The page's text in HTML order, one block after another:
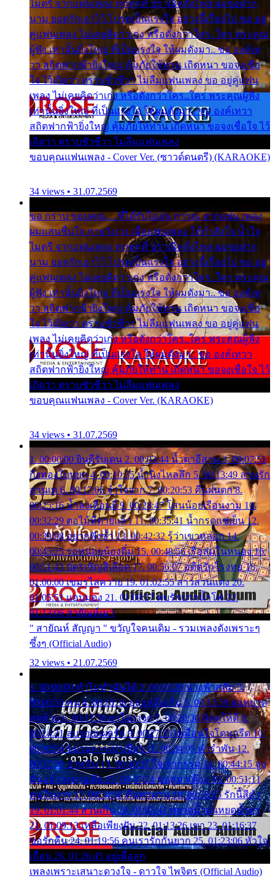
ไมตรี จากแฟนเพลง ทุกทุกที่ ปราณีหลั่งไหล ผมขอฝาก
นาม ยอดรักเอาไว้ โปรดเป็นแรงใจ อย่างนี้เรื่อยไป ขอ อยู่
คู่แฟนเพลง ไม่เคยคิดว่าเก่ง หรือดังกว่าใคร..ใคร พระคุณ
ผู้ฟัง เท่านั้นยิ่งใหญ่ ที่เป็นแรงใจ ให้ผมดังมา.. ขอ องค์เท
วา สถิตฟากฟ้ายิ่งใหญ่ คุ้มภัยให้ท่าน เถิดหนา ขอจงเชื่อ
ใจ ไว้เถิดว่า ตราบชั่วชีวา ไม่ลืมแฟนเพลง ขอ อยู่คู่แฟน
เพลง ไม่เคยคิดว่าเก่ง หรือดังกว่าใคร..ใคร พระคุณผู้ฟัง
เท่านั้นยิ่งใหญ่ ที่เป็นแรงใจ ให้ผมดังมา.. ขอ องค์เทวา
สถิตฟากฟ้ายิ่งใหญ่ คุ้มภัยให้ท่าน เถิดหนา ขอจงเชื่อใจ ไว้
เถิดว่า ตราบชั่วชีวา ไม่ลืมแฟนเพลง
ขอบคุณแฟนเพลง - Cover Ver. (ซาวด์ดนตรี) (KARAOKE)
34 views • 31.07.2569
ขอ กราบ ขอบคุณ.... ที่ได้รับไออุ่น การุณ จากแฟน เพลง
ผมแสนชื่นใจ หายวังเวง เมื่อแฟนเพลง ให้กำลังใจ น้ำใจ
ไมตรี จากแฟนเพลง ทุกทุกที่ ปราณีหลั่งไหล ผมขอฝาก
นาม ยอดรักเอาไว้ โปรดเป็นแรงใจ อย่างนี้เรื่อยไป ขอ อยู่
คู่แฟนเพลง ไม่เคยคิดว่าเก่ง หรือดังกว่าใคร..ใคร พระคุณ
ผู้ฟัง เท่านั้นยิ่งใหญ่ ที่เป็นแรงใจ ให้ผมดังมา.. ขอ องค์เท
วา สถิตฟากฟ้ายิ่งใหญ่ คุ้มภัยให้ท่าน เถิดหนา ขอจงเชื่อ
ใจ ไว้เถิดว่า ตราบชั่วชีวา ไม่ลืมแฟนเพลง ขอ อยู่คู่แฟน
เพลง ไม่เคยคิดว่าเก่ง หรือดังกว่าใคร..ใคร พระคุณผู้ฟัง
เท่านั้นยิ่งใหญ่ ที่เป็นแรงใจ ให้ผมดังมา.. ขอ องค์เทวา
สถิตฟากฟ้ายิ่งใหญ่ คุ้มภัยให้ท่าน เถิดหนา ขอจงเชื่อใจ ไว้
เถิดว่า ตราบชั่วชีวา ไม่ลืมแฟนเพลง
ขอบคุณแฟนเพลง - Cover Ver. (KARAOKE)
34 views • 31.07.2569
1. 00:00:00 ยินดีรับเดน 2. 00:03:44 น้ำตาอีสาน 3. 00:07:51
กิ่งทองใบหยก 4. 00:10:35 น้ำนิ่งไหลลึก 5. 00:13:49 ลานรัก
ลานเท 6. 00:17:06 จำใจจาก 7. 00:20:53 คืนฝนตก 8.
00:25:16 น้ำลงเดือนยี่ 9. 00:28:47 โสนน้อยเรือนงาม 10.
00:32:29 ตอไม้ที่ตายแล้ว 11. 00:35:41 น้ำกรดแช่เย็น 12.
00:39:08 อยากฟังซ้ำ 13. 00:42:32 รู้ว่าเขาหลอก 14.
00:45:25 รอหน่อยน้องติ๋ม 15. 00:48:56 เรือล่มในหนอง 16.
00:51:43 บัตรเชิญสีเลือด 17. 00:56:07 อดีตรักโรงทอ 18.
01:00:00 เขมรไล่ควาย 19. 01:02:55 สาวสวนแตง 20.
01:05:51 แอบมอง 21. 01:09:27 พบรักปากน้ำโพ 22.
01:13:06 สายัณห์เมา
" สายัณห์ สัญญา " ขวัญใจคนเดิม - รวมเพลงดังเพราะๆ
ซึ้งๆ (Official Audio)
32 views • 21.07.2569
1. 00:00:00 ทำไมทำฉันได้ 2. 00:03:20 นางฟ้าสลัม 3.
00:06:50 คน 4. 00:10:36 บุญเหลือเกิน 5. 00:13:58 ฝนหยาด
สุดท้าย 6. 00:17:30 ยาใจยาจก 7. 00:20:30 คิดดูให้ดี 8.
00:24:21 ลบรอยแผลรัก 9. 00:27:35 เหมือนใจโดนกรีด 10.
00:30:54 ขบวนการเปาเปียว 11. 00:34:05 คำรำพัน 12.
00:37:20 ปาหนัน 13. 00:40:37 ใจเจ้ากรรม 14. 00:44:15 จูบ
ฉันแล้วจงตายเสีย 15. 00:47:24 ขอสูมาเต๊อะ 16. 00:51:11
คนใจมาร 17. 00:54:50 คืนทรมาน 18. 00:58:25 รักนี้สีดำ
19. 01:01:44 ส่วนเกิน 20. 01:05:42 หยาดน้ำฝนหยดน้ำตา
21. 01:09:13 เหลือเพียงฝัน 22. 01:13:26 เขา 23. 01:16:37
ขอรักคืน 24. 01:19:56 คนเรารักกันยาก 25. 01:23:06 หัวใจ
เถื่อน 26. 01:26:45 อยู่เพื่อลูก
เพลงเพราะเสนาะดวงใจ - ดาวใจ ไพจิตร (Official Audio)